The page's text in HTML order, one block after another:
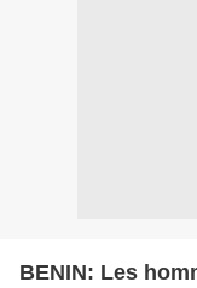
BENIN: Les